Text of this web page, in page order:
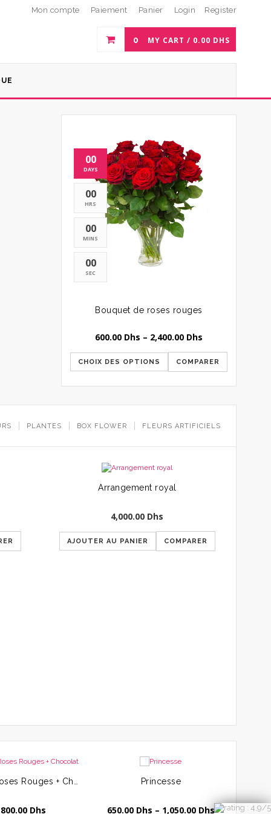
Mon compte Paiement Panier Login Register
0 MY CART / 0.00 DHS
00
DAYS
00
HRS
00
MINS
00
SEC
Bouquet de roses rouges
600.00 Dhs – 2,400.00 Dhs
CHOIX DES OPTIONS COMPARER
PLANTES BOX FLOWER FLEURS ARTIFICIELS
Arrangement royal
4,000.00 Dhs
AJOUTER AU PANIER COMPARER
Le 12 Roses Rouges + Chocolat
800.00 Dhs
Princesse
650.00 Dhs – 1,050.00 Dhs